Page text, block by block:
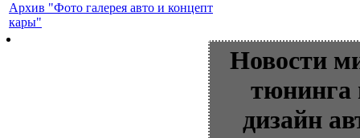
Архив "Фото галерея авто и концепт
кары"
Новости
тюнинга
дизайн